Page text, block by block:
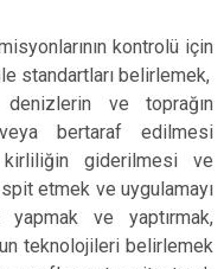
kontrolü için
standartları belirlemek,
ve toprağın
bertaraf edilmesi
giderilmesi ve
etmek ve uygulamayı
yapmak ve yaptırmak,
teknolojileri belirlemek